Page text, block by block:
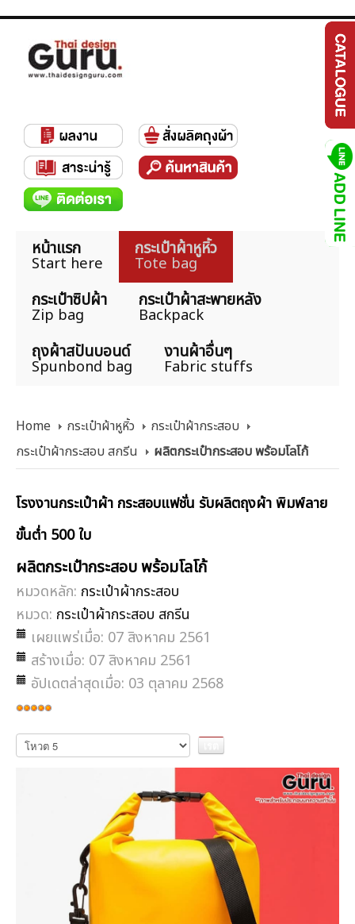
หน้าแรก
Start here
กระเป๋าผ้าหูหิ้ว
Tote bag
กระเป๋าซิปผ้า
Zip bag
กระเป๋าผ้าสะพายหลัง
Backpack
ถุงผ้าสปันบอนด์
Spunbond bag
งานผ้าอื่นๆ
Fabric stuffs
Home กระเป๋าผ้าหูหิ้ว
กระเป๋าผ้ากระสอบ
กระเป๋าผ้ากระสอบ สกรีน
ผลิตกระเป๋ากระสอบ พร้อมโลโก้
โรงงานกระเป๋าผ้า กระสอบแฟชั่น รับผลิตถุงผ้า พิมพ์ลาย
ขั้นต่ำ 500 ใบ
ผลิตกระเป๋ากระสอบ พร้อมโลโก้
หมวดหลัก: กระเป๋าผ้ากระสอบ
หมวด: กระเป๋าผ้ากระสอบ สกรีน
เผยแพร่เมื่อ: 07 สิงหาคม 2561
สร้างเมื่อ: 07 สิงหาคม 2561
อัปเดตล่าสุดเมื่อ: 03 ตุลาคม 2568
ให้
เรต
สมาชิก:5/5
กรุณา
ให้